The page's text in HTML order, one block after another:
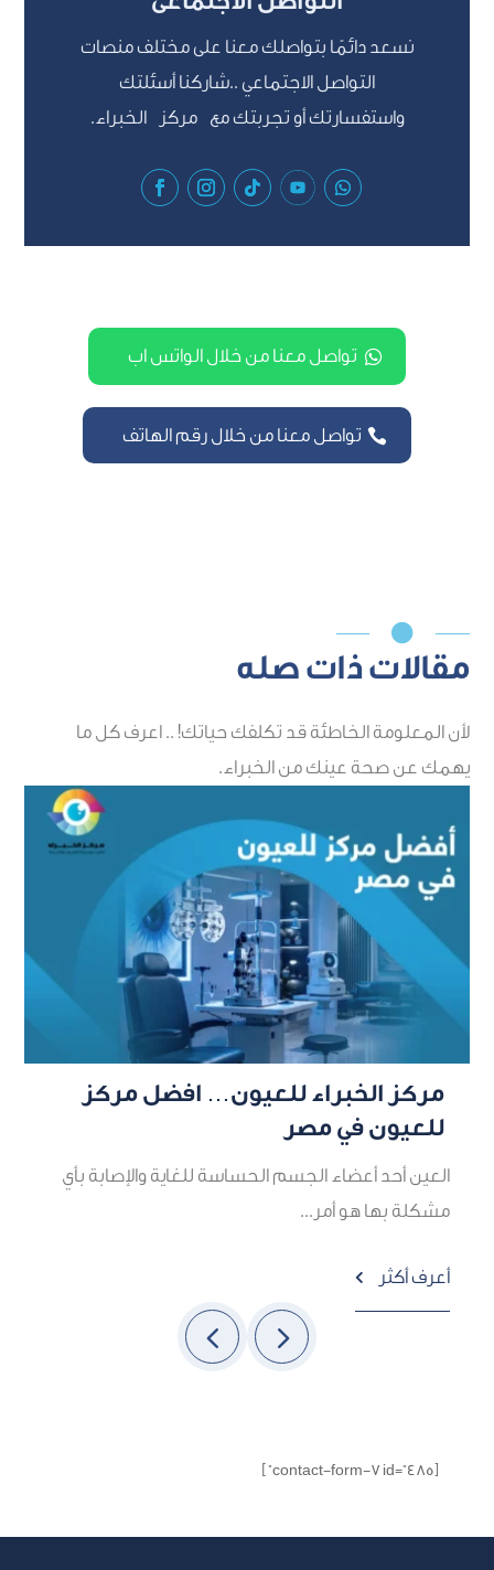
نسعد دائمًا بتواصلك معنا على مختلف منصات
التواصل الاجتماعي ..شاركنا أسئلتك
واستفسارتك أو تجربتك مع مركز الخبراء.
تواصل معنا من خلال الواتس اب
تواصل معنا من خلال رقم الهاتف

مقالات ذات صله
لأن المعلومة الخاطئة قد تكلفك حياتك! .. اعرف كل ما
يهمك عن صحة عينك من الخبراء.
مركز الخبراء للعيون… افضل مركز
للعيون في مصر
العين أحد أعضاء الجسم الحساسة للغاية والإصابة بأي
مشكلة بها هو أمر...
أعرف أكثر 